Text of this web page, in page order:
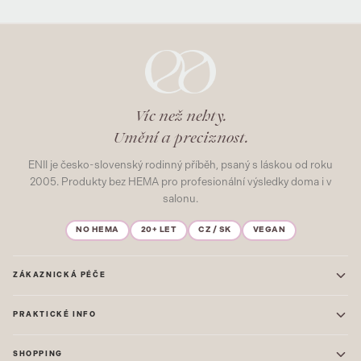
Víc než nehty.
Umění a preciznost.
ENII je česko-slovenský rodinný příběh, psaný s láskou od roku
2005. Produkty bez HEMA pro profesionální výsledky doma i v
salonu.
NO HEMA 20+ LET CZ / SK VEGAN
ZÁKAZNICKÁ PÉČE
Časté dotazy
Mapa stránek
PRAKTICKÉ INFO
SHOPPING